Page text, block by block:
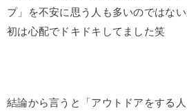
プ」を不安に思う人も多いのではな
初は心配でドキドキしてました笑
結論から言うと「アウトドアをする人